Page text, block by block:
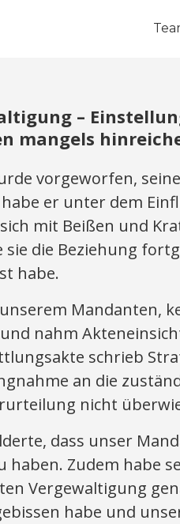
–
mangels
vorgeworfen,
er unter dem
mit Beißen und
sie die Beziehung
habe.
Mandanten,
nahm
schrieb
an die
nicht
dass unser
haben. Zudem habe
Vergewaltigung
habe und